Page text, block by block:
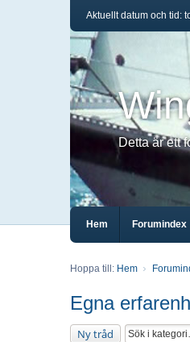
Aktuellt datum och tid:
Detta är ett
Hem Forumindex
Hoppa till: Hem
Egna
Ny tråd